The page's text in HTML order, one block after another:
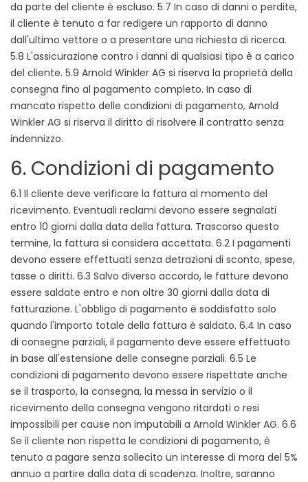
da parte del cliente è escluso. 5.7 In caso di danni o perdite,
il cliente è tenuto a far redigere un rapporto di danno
dall'ultimo vettore o a presentare una richiesta di ricerca.
5.8 L'assicurazione contro i danni di qualsiasi tipo è a carico
del cliente. 5.9 Arnold Winkler AG si riserva la proprietà della
consegna fino al pagamento completo. In caso di
mancato rispetto delle condizioni di pagamento, Arnold
Winkler AG si riserva il diritto di risolvere il contratto senza
indennizzo.
6. Condizioni di pagamento
6.1 Il cliente deve verificare la fattura al momento del
ricevimento. Eventuali reclami devono essere segnalati
entro 10 giorni dalla data della fattura. Trascorso questo
termine, la fattura si considera accettata. 6.2 I pagamenti
devono essere effettuati senza detrazioni di sconto, spese,
tasse o diritti. 6.3 Salvo diverso accordo, le fatture devono
essere saldate entro e non oltre 30 giorni dalla data di
fatturazione. L'obbligo di pagamento è soddisfatto solo
quando l'importo totale della fattura è saldato. 6.4 In caso
di consegne parziali, il pagamento deve essere effettuato
in base all'estensione delle consegne parziali. 6.5 Le
condizioni di pagamento devono essere rispettate anche
se il trasporto, la consegna, la messa in servizio o il
ricevimento della consegna vengono ritardati o resi
impossibili per cause non imputabili a Arnold Winkler AG. 6.6
Se il cliente non rispetta le condizioni di pagamento, è
tenuto a pagare senza sollecito un interesse di mora del 5%
annuo a partire dalla data di scadenza. Inoltre, saranno